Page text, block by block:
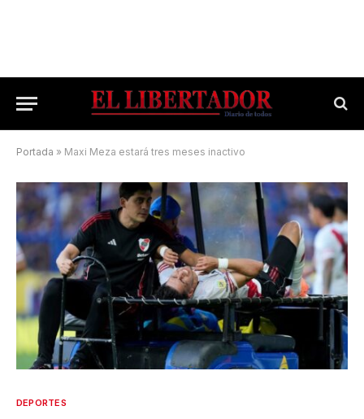
Portada » Maxi Meza estará tres meses inactivo
DEPORTES